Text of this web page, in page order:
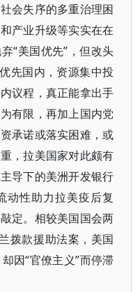
会失序的多重治理困
产业升级等实实在在
“美国优先”，但改头
先国内，资源集中投
议程，真正能拿出手
有限，再加上国内党
承诺或落实困难，或
，拉美国家对此颇有
导下的美洲开发银行
动性助力拉美疫后复
定。相较美国国会两
拨款援助法案，美国
因“官僚主义”而停滞